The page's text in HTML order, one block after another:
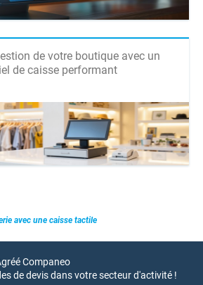
de votre boutique avec un
de caisse performant
avec une caisse tactile
Companeo
de devis dans votre secteur d'activité !